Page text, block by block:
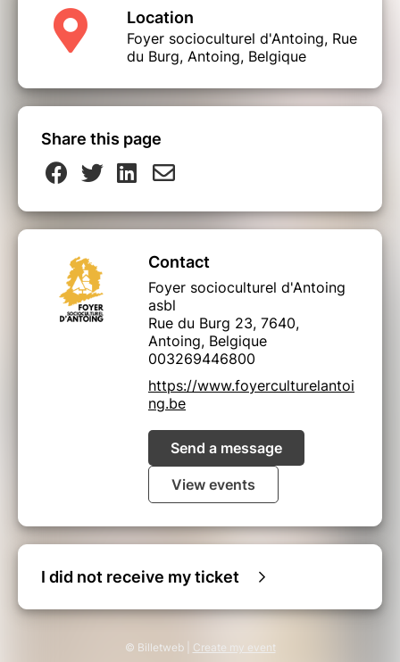
participants à partager ce qu’ils ont fait/appris tout au
long de la saison en compagnie de leur(s) animateur(s).
dessous (oui, c'est fastidieux, mais nécessaire pour
Inscriptions et paiement
Les inscriptions se font prioritairement via le
toute personne qui souhaite une assistance ou
ne peut payer via une carte de paiement peut
s’adresser au service billetterie et réservation
pour trouver la solution la plus adaptée à sa
situation.
Le montant de l’inscription doit alors être payé
Passé ce délai, la place réservée au moment
de l’inscription est ré-attribuée aux nouveaux
inscrits dans l’ordre d’arrivée de leur
Aucune priorité ne sera donnée aux
Toute demande de facilité de paiement sera
l’année, une limite de paiement final au 31
Location
Foyer socioculturel d'Antoing, Rue
du Burg, Antoing, Belgique
Share this page
Contact
Foyer socioculturel d'Antoing
asbl
Rue du Burg 23, 7640,
Antoing, Belgique
003269446800
https://www.foyerculturelantoi
ng.be
Send a message
View events
I did not receive my ticket
© Billetweb | Create my event